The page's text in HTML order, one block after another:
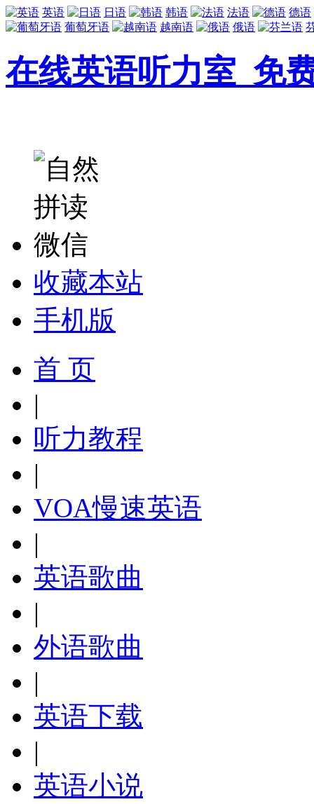
英语 日语 韩语 法语
德语
葡萄牙语
越南语 俄语
在线英语听力室_免
收藏本站
手机版
首 页
|
听力教程
|
VOA慢速英语
|
英语歌曲
|
外语歌曲
|
英语下载
|
英语小说